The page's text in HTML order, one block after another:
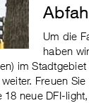
Um die
haben
im
Freuen
18 neue DFI-